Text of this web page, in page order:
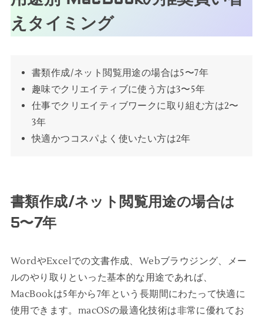
えタイミング
書類作成/ネット閲覧用途の場合は5〜7年
趣味でクリエイティブに使う方は3〜5年
仕事でクリエイティブワークに取り組む方は2〜
3年
快適かつコスパよく使いたい方は2年
書類作成/ネット閲覧用途の場合は
5〜7年
WordやExcelでの文書作成、Webブラウジング、メー
ルのやり取りといった基本的な用途であれば、
MacBookは5年から7年という長期間にわたって快適に
使用できます。macOSの最適化技術は非常に優れてお